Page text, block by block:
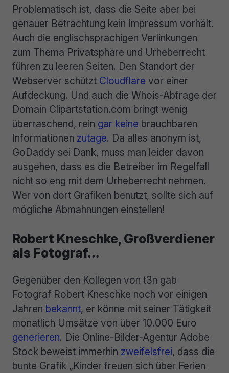
Problematisch ist, dass die Seite aber bei
genauer Betrachtung kein Impressum vorhält.
Auch die englischsprachigen Verlinkungen
zum Thema Privatsphäre und Urheberrecht
führen zu leeren Seiten. Den Standort der
Webserver schützt Cloudflare vor einer
Aufdeckung. Und auch die Whois-Abfrage der
Domain Clipartstation.com bringt wenig
überraschend, rein gar keine brauchbaren
Informationen zutage. Da alles anonym ist,
GoDaddy sei Dank, muss man leider davon
ausgehen, dass es die Betreiber im Regelfall
nicht so eng mit dem Urheberrecht nehmen.
Wer von dort Grafiken benutzt, sollte sich auf
mögliche Abmahnungen einstellen!
Robert Kneschke, Großverdiener
als Fotograf…
Gegenüber den Kollegen von t3n gab
Fotograf Robert Kneschke noch vor einigen
Jahren bekannt, er könne mit seiner Tätigkeit
monatlich Umsätze von über 10.000 Euro
generieren. Die Online-Bilder-Agentur Adobe
Stock beweist immerhin zweifelsfrei, dass die
bunte Grafik „Kinder freuen sich über Ferien